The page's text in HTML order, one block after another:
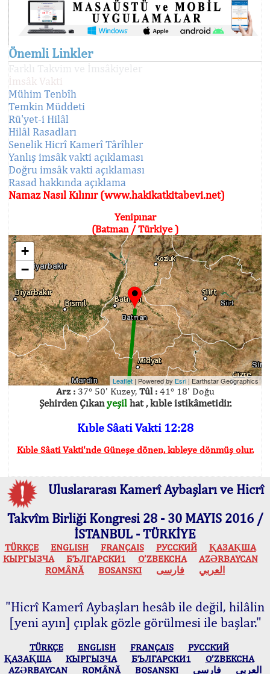
Önemli Linkler
İmsâk Vakti
Mühim Tenbîh
Temkin Müddeti
Rü'yet-i Hilâl
Hilâl Rasadları
Senelik Hicrî Kamerî Târîhler
Yanlış imsâk vakti açıklaması
Doğru imsâk vakti açıklaması
Rasad hakkında açıklama
Namaz Nasıl Kılınır (www.hakikatkitabevi.net)
Yenipınar
(Batman / Türkiye )
+
−
Leaflet | Powered by Esri | Earthstar Geographics
Arz :37° 50' Kuzey, Tûl :41° 18' Doğu
Şehirden Çıkanyeşilhat , kıble istikâmetidir.
Kıble Sâati Vakti 12:28
Kıble Sâati Vakti'nde Güneşe dönen, kıbleye dönmüş olur.
Uluslararası Kamerî Aybaşları ve Hicrî
Takvîm Birliği Kongresi 28 - 30 MAYIS 2016 /
İSTANBUL - TÜRKİYE
TÜRKÇE ENGLISH FRANÇAIS РУССКИЙ
ҚАЗАҚША
КЫPГЫЗЧA
БЪЛГАРСКИ1 O’ZBEKCHA
AZӘRBAYCAN
ROMÂNĂ
BOSANSKI العربي فارسی
"Hicrî Kamerî Aybaşları hesâb ile değil, hilâlin
[yeni ayın] çıplak gözle görülmesi ile başlar."
TÜRKÇE ENGLISH FRANÇAIS
РУССКИЙ
ҚАЗАҚША
КЫPГЫЗЧA БЪЛГАРСКИ1
O’ZBEKCHA
AZӘRBAYCAN
ROMÂNĂ BOSANSKI العربي فارسی